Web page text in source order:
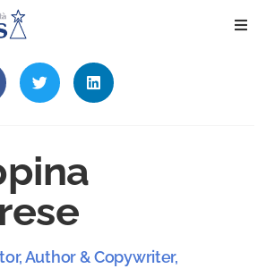
Author & Copywriter,